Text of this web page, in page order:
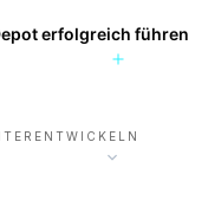
erfolgreich führen